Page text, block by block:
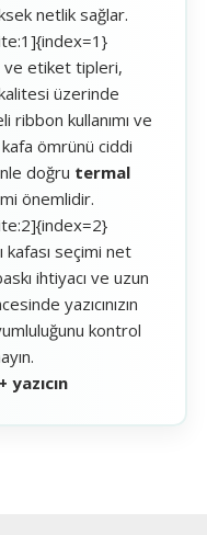
netlik sağlar.
ve etiket tipleri,
üzerinde
ribbon kullanımı ve
kafa ömrünü ciddi
doğru termal
önemlidir.
kafası seçimi net
ihtiyacı ve uzun
yazıcınızın
kontrol
yazıcın